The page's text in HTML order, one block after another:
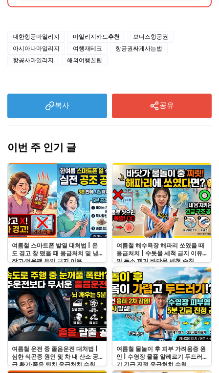
대한항공마일리지 마일리지카드추천
보너스항공권
아시아나마일리지
여행재테크
항공권싸게사는법
항공사마일리지
해외여행꿀팁
복사 공유
이번 주 인기 글
여름철 스마트폰 발열 대처법 | 온
도 경고 창 떴을 때 응급처치 및 냉
장고·얼음팩 투입 금지 이유
여름철 해수욕장 해파리 쏘였을 때
응급처치 | 수돗물 세척 금지 이유
및 독소 제거 바닷물 세척 수칙
여름철 운전 중 졸음운전 대처법 |
심한 식곤증 원인 및 차 내 산소 공
급 환기·졸음 퇴치 응급처치 수칙
여름철 물놀이 후 피부 가려움증 원
인 | 수영장 물풀 알레르기 두드러
기 긴급 진정 응급처치 수칙